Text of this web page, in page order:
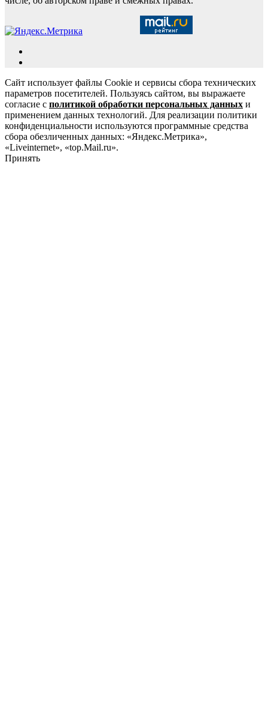
Сайт использует файлы Cookie и сервисы сбора технических
параметров посетителей. Пользуясь сайтом, вы выражаете
согласие с политикой обработки персональных данных и
применением данных технологий. Для реализации политики
конфиденциальности используются программные средства
сбора обезличенных данных: «Яндекс.Метрика»,
«Liveinternet», «top.Mail.ru».
Принять